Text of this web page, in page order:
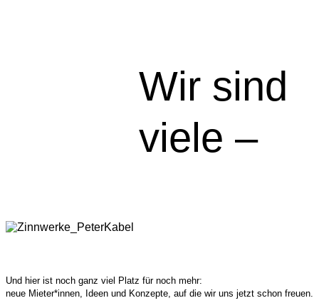
Wir sind
viele –
Und hier ist noch ganz viel Platz für noch mehr:
neue Mieter*innen, Ideen und Konzepte, auf die wir uns jetzt schon freuen.